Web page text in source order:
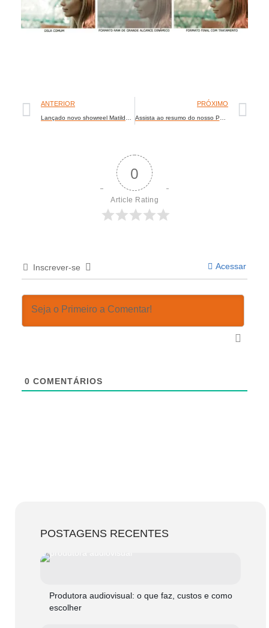
ANTERIOR PRÓXIMO
0
Article Rating
Inscrever-se Acessar
0 COMENTÁRIOS
POSTAGENS RECENTES
Produtora audiovisual: o que faz, custos e como
escolher